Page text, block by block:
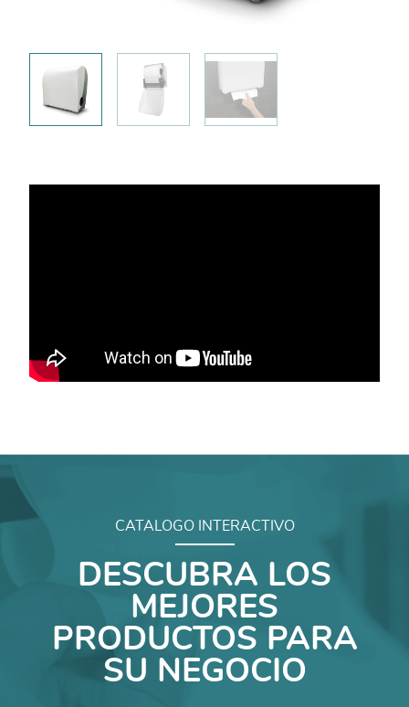
CATALOGO INTERACTIVO
DESCUBRA LOS
MEJORES
PRODUCTOS PARA
SU NEGOCIO